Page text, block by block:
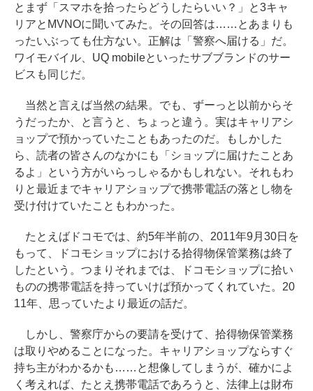
とまず「スマホを拾ったらどうしたらいい？」と3キャ
リアとMVNOに聞いてみた。その回答は……とあまりも
ったいぶっても仕方ない。正解は「警察へ届ける」だ。
ワイモバイル、UQ mobileといったサブブランドのサー
ビスも同じだ。
当然と言えば当然の結果。でも、ずーっと以前からそ
うだったか、と言うと、ちょっと違う。実はキャリアシ
ョップで預かっていたこともあったのだ。もしかした
ら、読者の皆さんのなかにも「ショップに届けたことあ
るよ」という方がいらっしゃるかもしれない。それもわ
りと最近までキャリアショップで携帯電話の落とし物を
受け付けていたこともわかった。
たとえばドコモでは、約5年半前の、2011年9月30日を
もって、ドコモショップにおける拾得物保管業務は終了
したという。つまりそれまでは、ドコモショップに拾い
ものの携帯電話を持っていけば預かってくれていた。20
11年、思っていたより最近の話だ。
しかし、警察庁からの要請を受けて、拾得物保管業務
は取りやめることになった。キャリアショップならすぐ
持ち主がわかるかも……と想像してしまうが、確かによ
く考えれば、たとえ携帯電話であろうと、法律上は財布